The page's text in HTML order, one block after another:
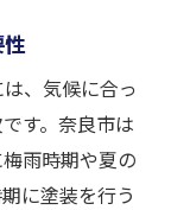
テクニッ
図る方法
えタイミン
、気候に合っ
す。奈良市は
雨時期や夏の
に塗装を行う